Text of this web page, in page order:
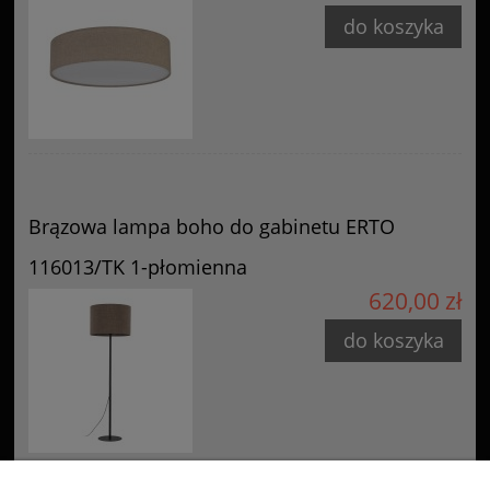
do koszyka
Brązowa lampa boho do gabinetu ERTO
116013/TK 1-płomienna
620,00 zł
do koszyka